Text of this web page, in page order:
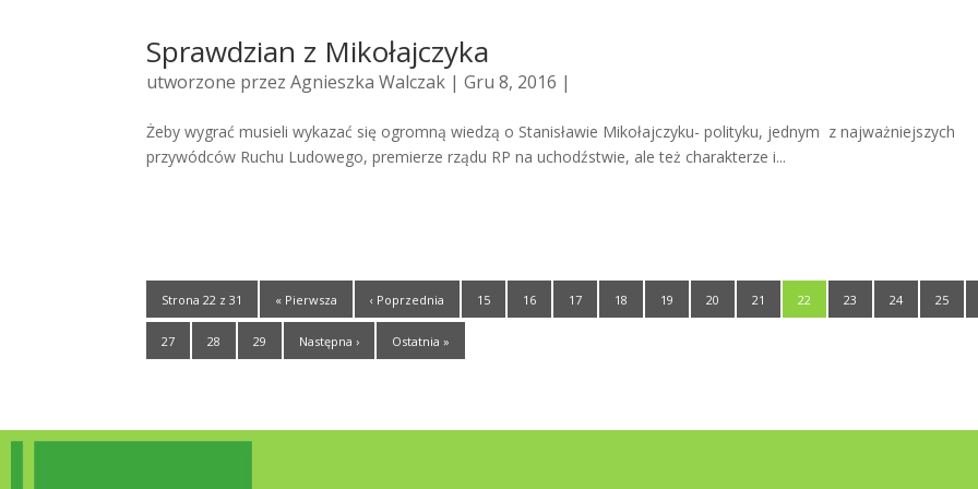
Sprawdzian z Mikołajczyka
utworzone przezAgnieszka Walczak | Gru 8, 2016 |
Żeby wygrać musieli wykazać się ogromną wiedzą o Stanisławie Mikołajczyku- polityku, jednym z najważniejszych
przywódców Ruchu Ludowego, premierze rządu RP na uchodźstwie, ale też charakterze i...
Strona 22 z 31 « Pierwsza ‹ Poprzednia 15 16 17 18 19 20 21 22 23 24 25
27 28 29 Następna › Ostatnia »